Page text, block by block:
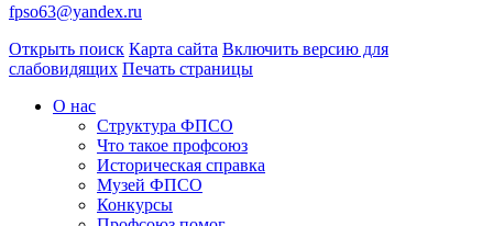
fpso63@yandex.ru
Открыть поиск Карта сайта Включить версию для
слабовидящих Печать страницы
О нас
Структура ФПСО
Что такое профсоюз
Историческая справка
Музей ФПСО
Конкурсы